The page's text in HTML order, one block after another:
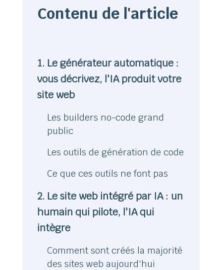
Contenu de l'article
1. Le générateur automatique :
vous décrivez, l'IA produit votre
site web
Les builders no-code grand
public
Les outils de génération de code
Ce que ces outils ne font pas
2. Le site web intégré par IA : un
humain qui pilote, l'IA qui
intègre
Comment sont créés la majorité
des sites web aujourd'hui